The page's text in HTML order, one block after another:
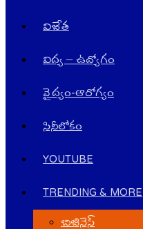
విజేత
విద్య – ఉద్యోగం
వైద్యం-ఆరోగ్యం
సినీలోకం
YOUTUBE
TRENDING & MORE
బిజినెస్